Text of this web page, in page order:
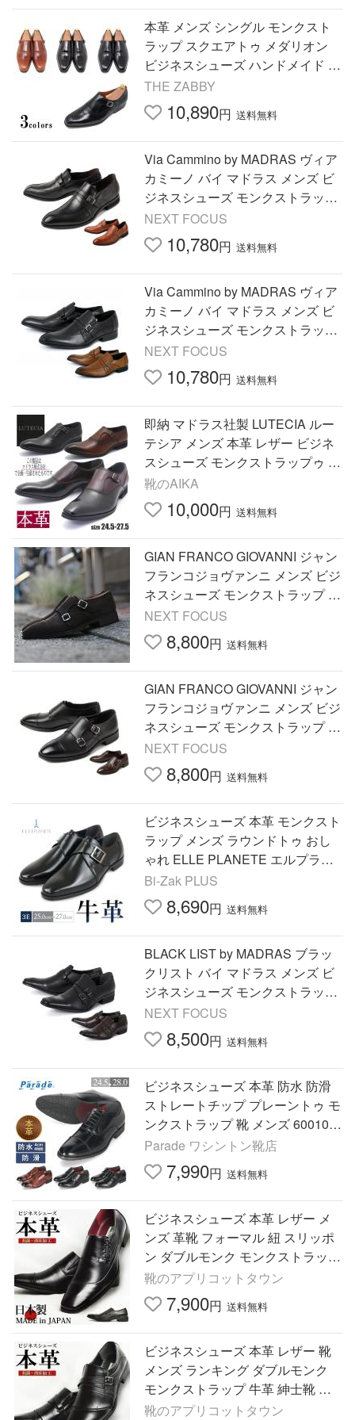
本革 メンズ シングル モンクスト
ラップ スクエアトゥ メダリオン
ビジネスシューズ ハンドメイド マ
ッケイ製法 革靴 ブラック
THE ZABBY
10,890円 送料無料
Via Cammino by MADRAS ヴィア
カミーノ バイ マドラス メンズ ビ
ジネスシューズ モンクストラップ
VC1506 OFF PRICE 国内正規品
NEXT FOCUS
10,780円 送料無料
Via Cammino by MADRAS ヴィア
カミーノ バイ マドラス メンズ ビ
ジネスシューズ モンクストラップ
VC2506 国内正規品 OFF PRICE
NEXT FOCUS
10,780円 送料無料
即納 マドラス社製 LUTECIA ルー
テシア メンズ 本革 レザー ビジネ
スシューズ モンクストラップゥ L
U7809
靴のAIKA
10,000円 送料無料
GIAN FRANCO GIOVANNI ジャン
フランコジョヴァンニ メンズ ビジ
ネスシューズ モンクストラップ G
F8100 値下げしました
NEXT FOCUS
8,800円 送料無料
GIAN FRANCO GIOVANNI ジャン
フランコジョヴァンニ メンズ ビジ
ネスシューズ モンクストラップ G
F8090 値下げしました
NEXT FOCUS
8,800円 送料無料
ビジネスシューズ 本革 モンクスト
ラップ メンズ ラウンドトゥ おし
ゃれ ELLE PLANETE エルプラネ
ット 革靴 3E スリッポン ローファ
ー 黒
Bi-Zak PLUS
8,690円 送料無料
BLACK LIST by MADRAS ブラッ
クリスト バイ マドラス メンズ ビ
ジネスシューズ モンクストラップ
BC2606 OFF PRICE 国内正規品
NEXT FOCUS
8,500円 送料無料
ビジネスシューズ 本革 防水 防滑
ストレートチップ プレーントゥ モ
ンクストラップ 靴 メンズ 60010 6
0011 60012 Parade
Parade ワシントン靴店
7,990円 送料無料
ビジネスシューズ 本革 レザー メ
ンズ 革靴 フォーマル 紐 スリッポ
ン ダブルモンク モンクストラップ
ベルト レースアップ 紳士靴
靴のアプリコットタウン
7,900円 送料無料
ビジネスシューズ 本革 レザー 靴
メンズ ランキング ダブルモンク
モンクストラップ 牛革 紳士靴 ビ
ジネス シューズ
靴のアプリコットタウン